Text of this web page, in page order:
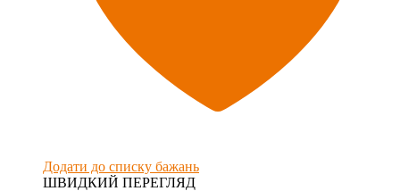
Додати до списку бажань
ШВИДКИЙ ПЕРЕГЛЯД